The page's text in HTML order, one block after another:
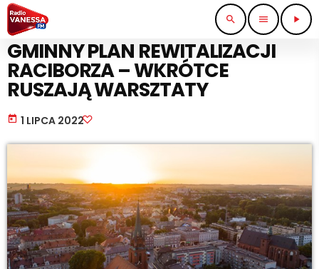
search menu play_arrow
PRACA I BIZNES
GMINNY PLAN REWITALIZACJI
RACIBORZA – WKRÓTCE
RUSZAJĄ WARSZTATY
today 1 LIPCA 2022